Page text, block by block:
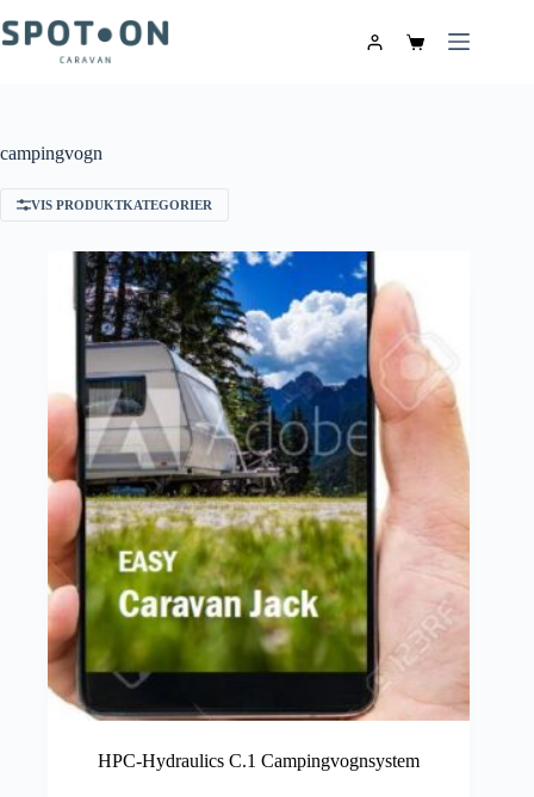
campingvogn
VIS PRODUKTKATEGORIER
HPC-Hydraulics C.1 Campingvognsystem